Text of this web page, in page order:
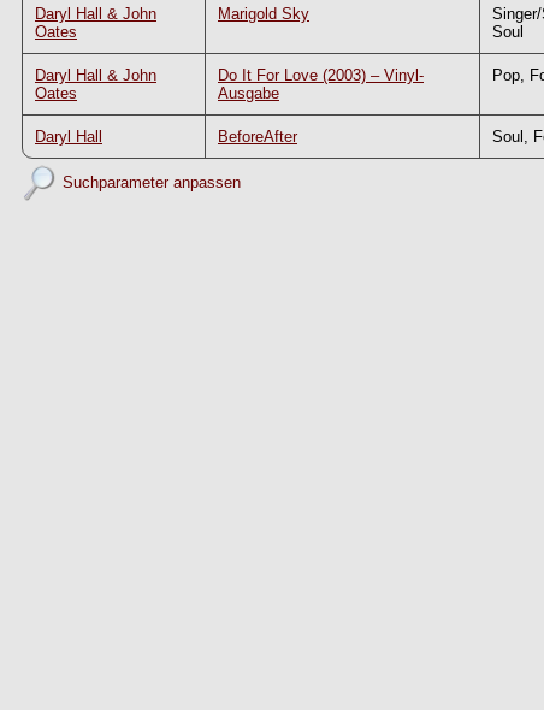
Daryl Hall & John
Oates
Marigold Sky
Soul
Daryl Hall & John
Oates
Do It For Love (2003) – Vinyl-
Ausgabe
Pop,
Daryl Hall BeforeAfter Soul,
Suchparameter anpassen